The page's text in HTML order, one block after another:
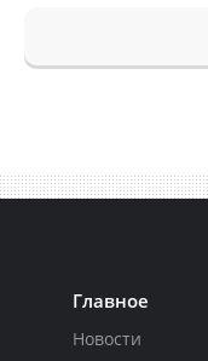
Главное
Новости